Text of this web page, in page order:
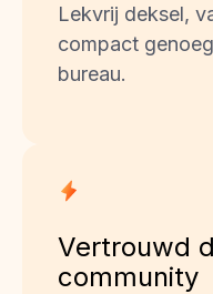
Lekvrij deksel,
compact
bureau.
Vertrouwd
community